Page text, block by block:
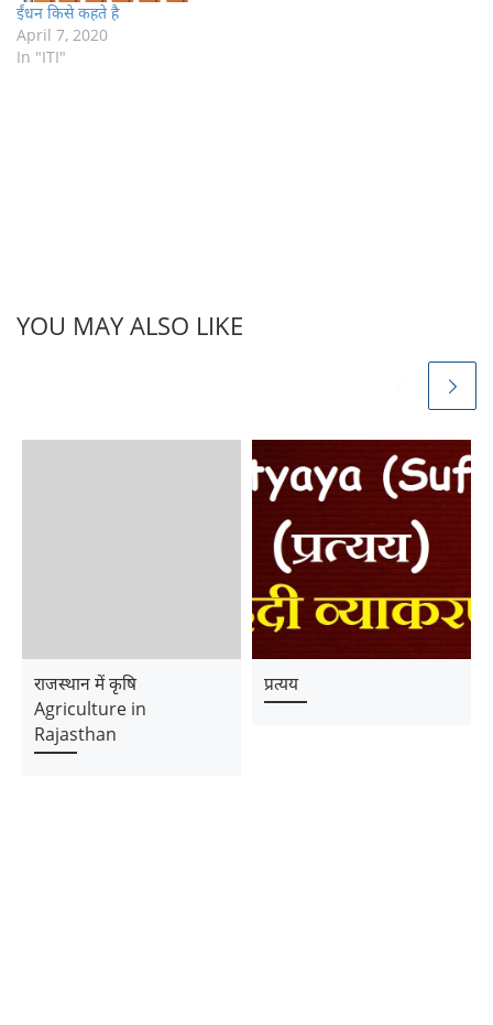
ईंधन किसे कहते है
April 7, 2020
In "ITI"
YOU MAY ALSO LIKE
राजस्थान में कृषि
Agriculture in
Rajasthan
प्रत्यय